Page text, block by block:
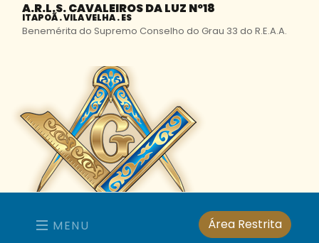
A.R.L.S. CAVALEIROS DA LUZ Nº18
ITAPOÃ . VILA VELHA . ES
Benemérita do Supremo Conselho do Grau 33 do R.E.A.A.
MENU Área Restrita